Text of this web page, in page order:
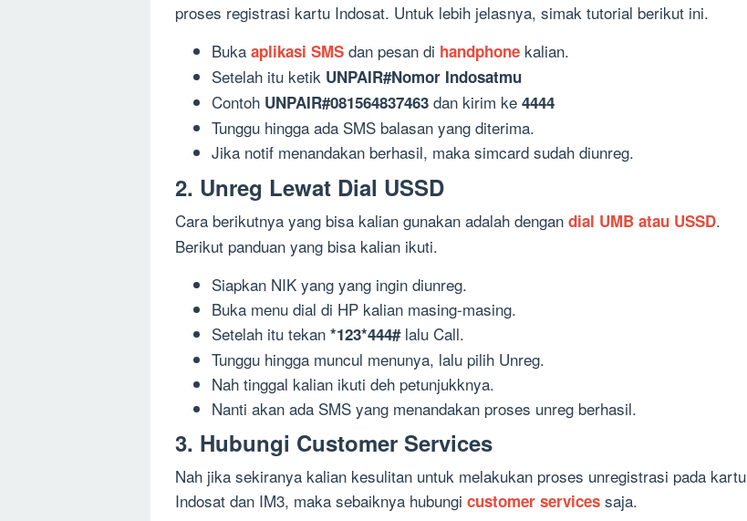
proses registrasi kartu Indosat. Untuk lebih jelasnya, simak tutorial berikut ini.
Buka aplikasi SMS dan pesan di handphone kalian.
Setelah itu ketik UNPAIR#Nomor Indosatmu
Contoh UNPAIR#081564837463 dan kirim ke 4444
Tunggu hingga ada SMS balasan yang diterima.
Jika notif menandakan berhasil, maka simcard sudah diunreg.
2. Unreg Lewat Dial USSD
Cara berikutnya yang bisa kalian gunakan adalah dengan dial UMB atau USSD.
Berikut panduan yang bisa kalian ikuti.
Siapkan NIK yang yang ingin diunreg.
Buka menu dial di HP kalian masing-masing.
Setelah itu tekan *123*444#lalu Call.
Tunggu hingga muncul menunya, lalu pilih Unreg.
Nah tinggal kalian ikuti deh petunjukknya.
Nanti akan ada SMS yang menandakan proses unreg berhasil.
3. Hubungi Customer Services
Nah jika sekiranya kalian kesulitan untuk melakukan proses unregistrasi pada kartu
Indosat dan IM3, maka sebaiknya hubungi customer services saja.